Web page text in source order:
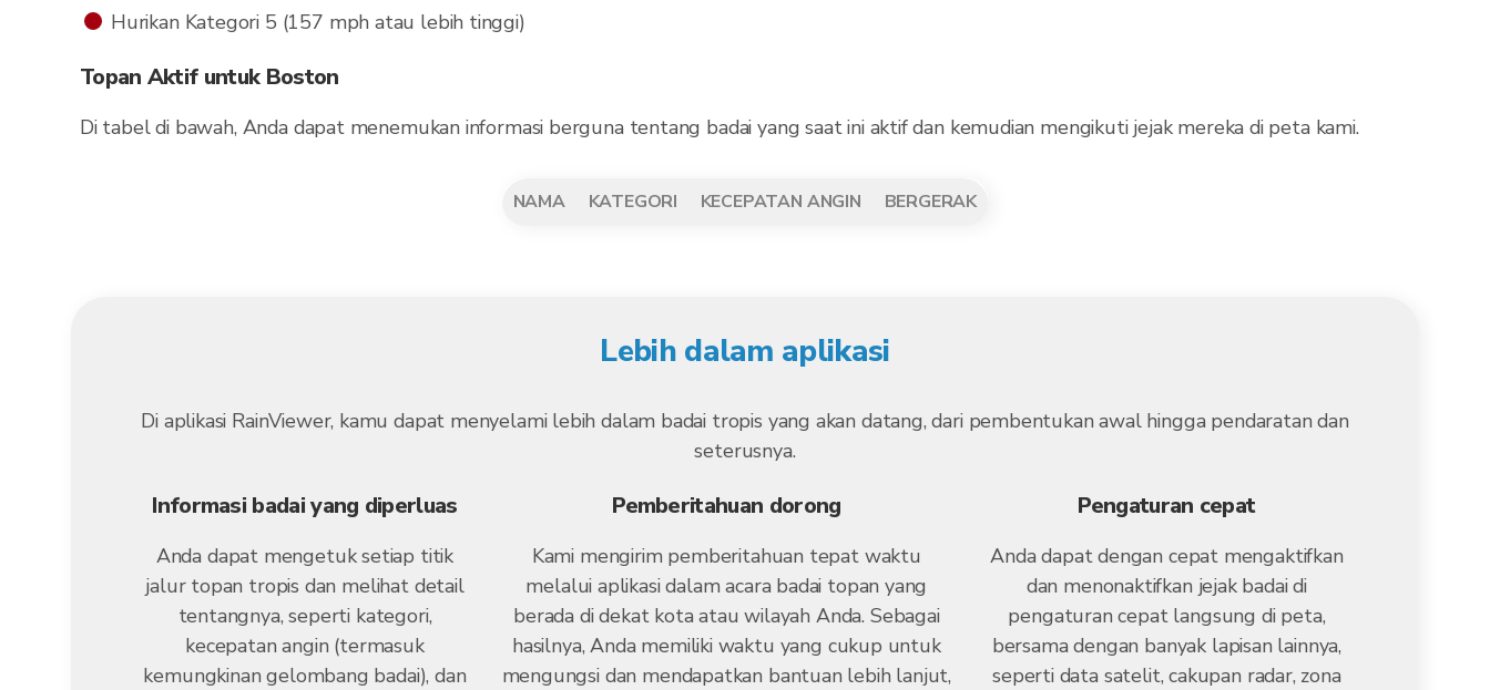
Hurikan Kategori 5 (157 mph atau lebih tinggi)
Topan Aktif untuk Boston
Di tabel di bawah, Anda dapat menemukan informasi berguna tentang badai yang saat ini aktif dan kemudian mengikuti jejak mereka di peta kami.
NAMA KATEGORI KECEPATAN ANGIN BERGERAK
Lebih dalam aplikasi
Di aplikasi RainViewer, kamu dapat menyelami lebih dalam badai tropis yang akan datang, dari pembentukan awal hingga pendaratan dan
seterusnya.
Informasi badai yang diperluas
Anda dapat mengetuk setiap titik
jalur topan tropis dan melihat detail
tentangnya, seperti kategori,
kecepatan angin (termasuk
kemungkinan gelombang badai), dan
Pemberitahuan dorong
Kami mengirim pemberitahuan tepat waktu
melalui aplikasi dalam acara badai topan yang
berada di dekat kota atau wilayah Anda. Sebagai
hasilnya, Anda memiliki waktu yang cukup untuk
mengungsi dan mendapatkan bantuan lebih lanjut,
Pengaturan cepat
Anda dapat dengan cepat mengaktifkan
dan menonaktifkan jejak badai di
pengaturan cepat langsung di peta,
bersama dengan banyak lapisan lainnya,
seperti data satelit, cakupan radar, zona